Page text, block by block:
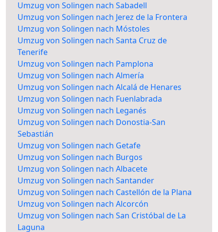
Umzug von Solingen nach Sabadell
Umzug von Solingen nach Jerez de la Frontera
Umzug von Solingen nach Móstoles
Umzug von Solingen nach Santa Cruz de
Tenerife
Umzug von Solingen nach Pamplona
Umzug von Solingen nach Almería
Umzug von Solingen nach Alcalá de Henares
Umzug von Solingen nach Fuenlabrada
Umzug von Solingen nach Leganés
Umzug von Solingen nach Donostia-San
Sebastián
Umzug von Solingen nach Getafe
Umzug von Solingen nach Burgos
Umzug von Solingen nach Albacete
Umzug von Solingen nach Santander
Umzug von Solingen nach Castellón de la Plana
Umzug von Solingen nach Alcorcón
Umzug von Solingen nach San Cristóbal de La
Laguna